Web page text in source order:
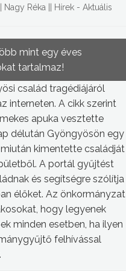
Nagy Réka Hírek - Aktuális
mint egy éves
tartalmaz!
család tragédiájáról
interneten. A cikk szerint
apuka vesztette
délután Gyöngyösön egy
kimentette családját
A portál gyűjtést
és segítségre szólítja
élőket. Az önkormányzat
hogy legyenek
minden esetben, ha ilyen
felhívással